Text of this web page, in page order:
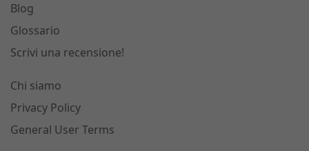
Blog
Glossario
Scrivi una recensione!
Chi siamo
Privacy Policy
General User Terms